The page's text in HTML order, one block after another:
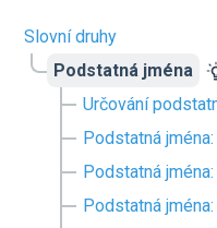
Slovní druhy
Podstatná jména
Určování
Podstatná
Podstatná
Podstatná